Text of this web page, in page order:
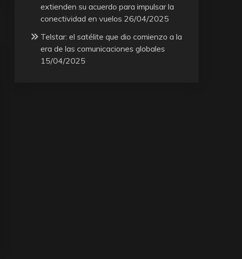
extienden su acuerdo para impulsar la
conectividad en vuelos 26/04/2025
Telstar: el satélite que dio comienzo a la
era de las comunicaciones globales
15/04/2025